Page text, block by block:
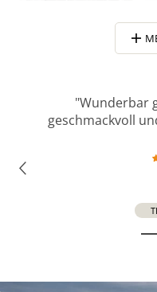
"Wunderbar
geschmackvoll